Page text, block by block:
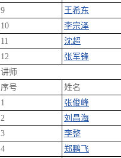
9
王希东
10
李宗泽
11
沈超
12
张军锋
讲师
序号
姓名
1
张俊峰
2
刘昌海
3
李整
4
郑鹏飞